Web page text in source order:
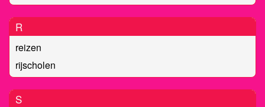
R
reizen
rijscholen
S